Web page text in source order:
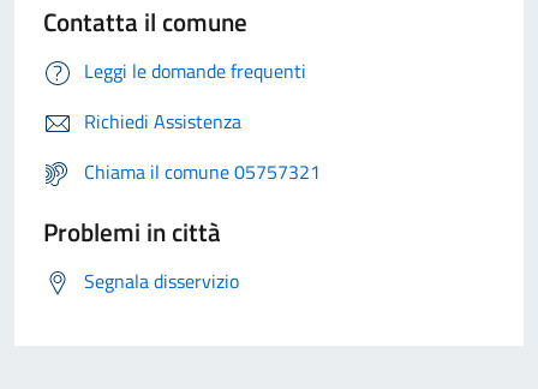
Contatta il comune
Leggi le domande frequenti
Richiedi Assistenza
Chiama il comune 05757321
Problemi in città
Segnala disservizio